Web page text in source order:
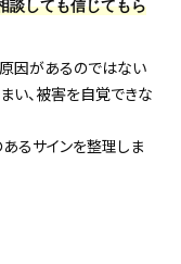
談しても信じてもら
因があるのではない
い、被害を自覚できな
るサインを整理しま